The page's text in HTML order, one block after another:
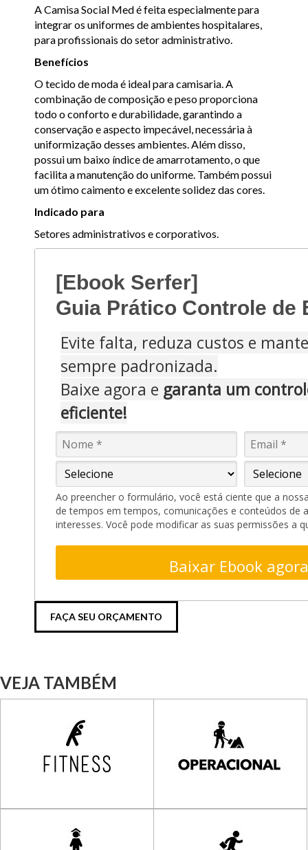
A Camisa Social Med é feita especialmente para
integrar os uniformes de ambientes hospitalares,
para profissionais do setor administrativo.
Benefícios
O tecido de moda é ideal para camisaria. A
combinação de composição e peso proporciona
todo o conforto e durabilidade, garantindo a
conservação e aspecto impecável, necessária à
uniformização desses ambientes. Além disso,
possui um baixo índice de amarrotamento, o que
facilita a manutenção do uniforme. Também possui
um ótimo caimento e excelente solidez das cores.
Indicado para
Setores administrativos e corporativos.
[Ebook Serfer]
Guia Prático Controle de
Evite falta, reduza custos e
sempre padronizada.
Baixe agora e garanta um
eficiente!
Ao preencher o formulário, você está ciente que a
de tempos em tempos, comunicações e conteúdos de
interesses. Você pode modificar as suas permissões a
Baixar Ebook
FAÇA SEU ORÇAMENTO
VEJA TAMBÉM